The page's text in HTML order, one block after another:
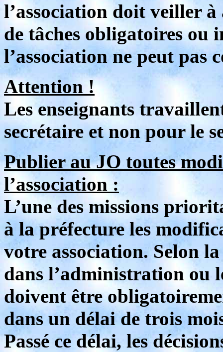
l’association doit veiller
de tâches obligatoires ou
l’association ne peut pas
Attention !
Les enseignants
secrétaire et non pour le
Publier au JO toutes
l’association :
L’une des missions
à la préfecture les
votre association. Selon
dans l’administration ou
doivent être
dans un délai de trois
Passé ce délai, les